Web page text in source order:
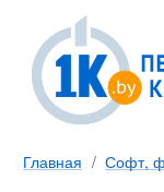
Главная Софт,